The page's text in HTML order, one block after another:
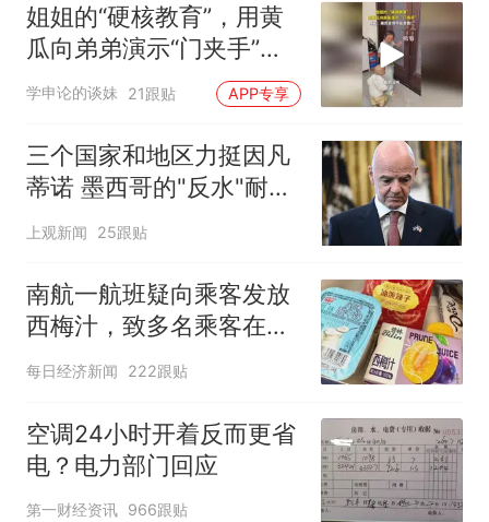
姐姐的“硬核教育”，用黄
瓜向弟弟演示“门夹手”，
网友：果然言传不如身
学申论的谈妹 21跟贴 APP专享
三个国家和地区力挺因凡
蒂诺 墨西哥的"反水"耐人
寻味
上观新闻 25跟贴
南航一航班疑向乘客发放
西梅汁，致多名乘客在飞
行途中排队上厕所！乘
厕所；客服回应：并非每
架飞机都会发放西梅汁
每日经济新闻 222跟贴
空调24小时开着反而更省
电？电力部门回应
第一财经资讯 966跟贴